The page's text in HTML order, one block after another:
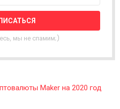
мы не спамим;)
Maker на 2020 год